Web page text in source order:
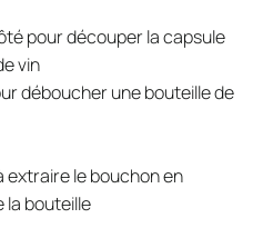
pour découper la capsule
vin
déboucher une bouteille de
extraire le bouchon en
la bouteille